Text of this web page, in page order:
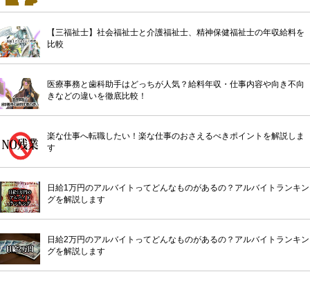
【三福祉士】社会福祉士と介護福祉士、精神保健福祉士の年収給料を
比較
医療事務と歯科助手はどっちが人気？給料年収・仕事内容や向き不向
きなどの違いを徹底比較！
楽な仕事へ転職したい！楽な仕事のおさえるべきポイントを解説しま
す
日給1万円のアルバイトってどんなものがあるの？アルバイトランキン
グを解説します
日給2万円のアルバイトってどんなものがあるの？アルバイトランキン
グを解説します